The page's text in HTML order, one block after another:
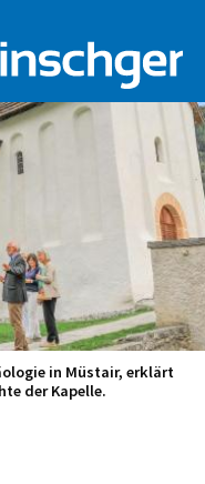
in Müstair, erklärt
der Kapelle.